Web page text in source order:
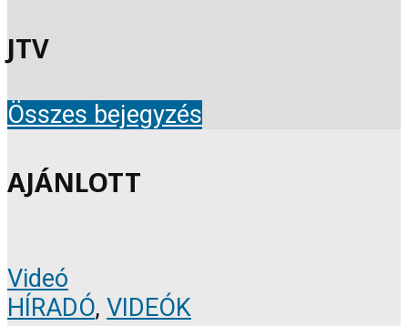
JTV
Összes bejegyzés
AJÁNLOTT
Videó
HÍRADÓ, VIDEÓK